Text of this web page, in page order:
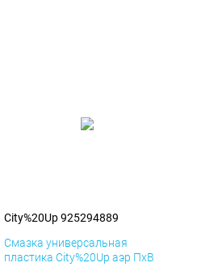
City%20Up 925294889
Смазка универсальная
пластика City%20Up аэр ПхВ